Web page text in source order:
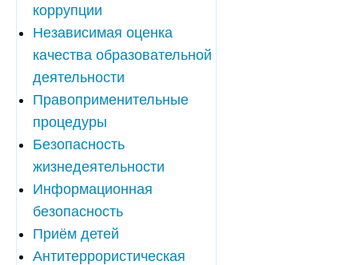
коррупции
Независимая оценка
качества образовательной
деятельности
Правоприменительные
процедуры
Безопасность
жизнедеятельности
Информационная
безопасность
Приём детей
Антитеррористическая